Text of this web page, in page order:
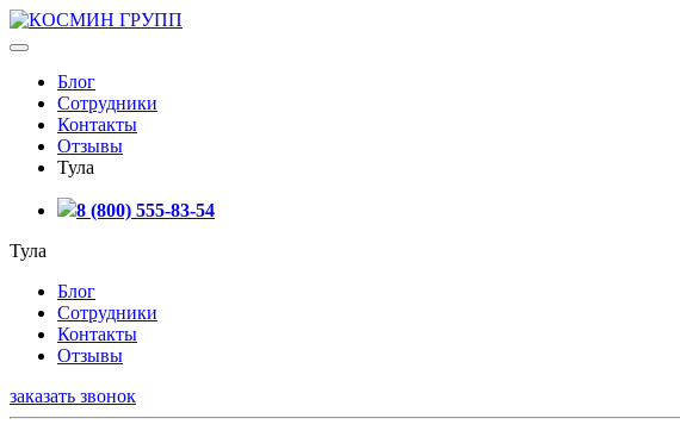
Блог
Сотрудники
Контакты
Отзывы
Тула
8 (800) 555-83-54
Тула
Блог
Сотрудники
Контакты
Отзывы
заказать звонок